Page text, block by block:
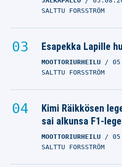
SALTTU FORSSTRÖM
Esapekka Lapille
MOOTTORIURHEILU
SALTTU FORSSTRÖM
Kimi Räikkösen
sai alkunsa F1-
MOOTTORIURHEILU
SALTTU FORSSTRÖM